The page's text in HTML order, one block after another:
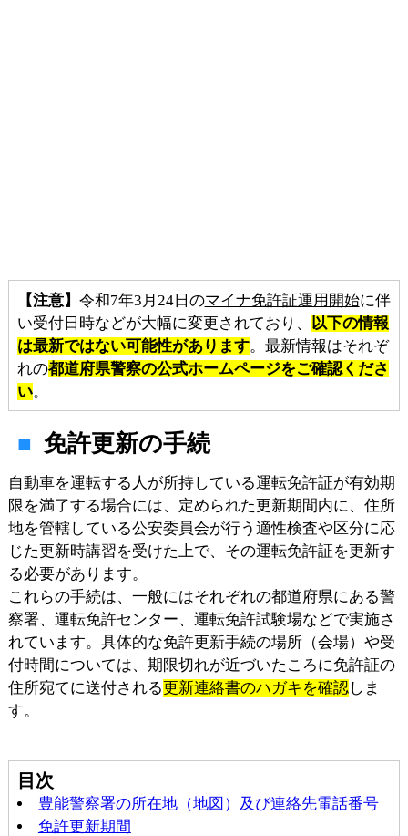
【注意】 令和7年3月24日のマイナ免許証運用開始に伴
い受付日時などが大幅に変更されており、
以下の情報
は最新ではない可能性があります。最新情報はそれぞ
れの都道府県警察の公式ホームページをご確認くださ
い。
免許更新の手続
自動車を運転する人が所持している運転免許証が有効期
限を満了する場合には、定められた更新期間内に、住所
地を管轄している公安委員会が行う適性検査や区分に応
じた更新時講習を受けた上で、その運転免許証を更新す
る必要があります。
これらの手続は、一般にはそれぞれの都道府県にある警
察署、運転免許センター、運転免許試験場などで実施さ
れています。具体的な免許更新手続の場所（会場）や受
付時間については、期限切れが近づいたころに免許証の
住所宛てに送付される更新連絡書のハガキを確認しま
す。
目次
豊能警察署の所在地（地図）及び連絡先電話番号
免許更新期間